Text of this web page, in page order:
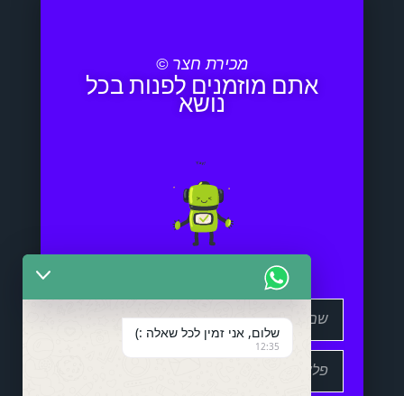
מכירת חצר ©
אתם מוזמנים לפנות בכל
נושא
שלום, אני זמין לכל שאלה :)
12:35